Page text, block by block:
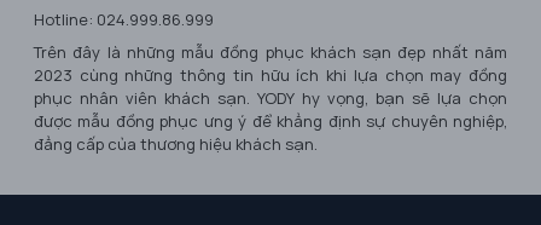
Hotline: 024.999.86.999
Trên đây là những mẫu đồng phục khách sạn đẹp nhất năm
2023 cùng những thông tin hữu ích khi lựa chọn may đồng
phục nhân viên khách sạn. YODY hy vọng, bạn sẽ lựa chọn
được mẫu đồng phục ưng ý để khẳng định sự chuyên nghiệp,
đẳng cấp của thương hiệu khách sạn.